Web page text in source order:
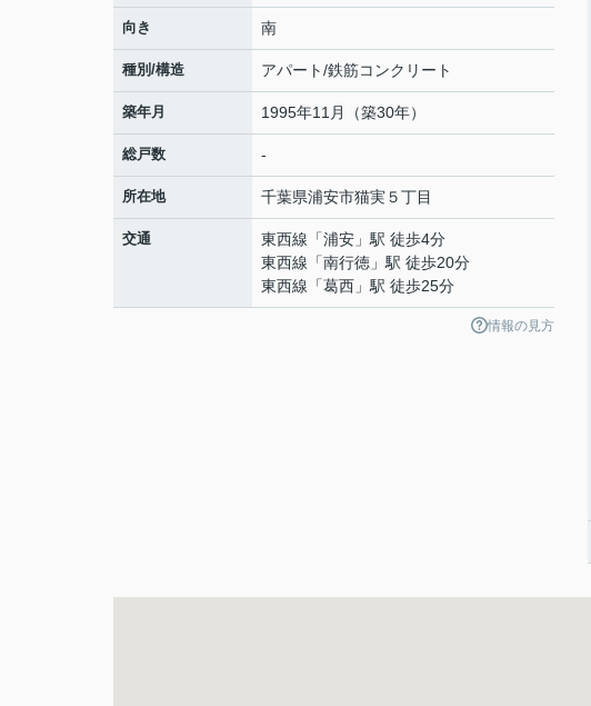
向き 南
種別/構造 アパート/鉄筋コンクリート
築年月 1995年11月（築30年）
総戸数 -
所在地 千葉県浦安市猫実５丁目
交通 東西線 「浦安 」駅 徒歩4分
東西線 「南行徳 」駅 徒歩20分
東西線 「葛西 」駅 徒歩25分
情報の見方